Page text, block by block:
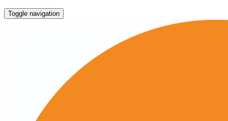
Toggle navigation